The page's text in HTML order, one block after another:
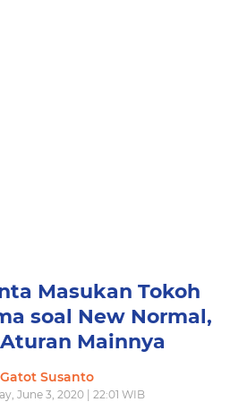
Masukan Tokoh
soal New Normal,
Mainnya
Gatot Susanto
June 3, 2020 | 22:01 WIB